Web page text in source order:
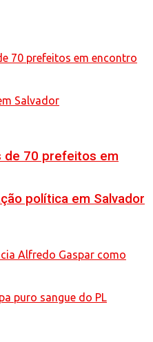
de 70 prefeitos em
política em Salvador